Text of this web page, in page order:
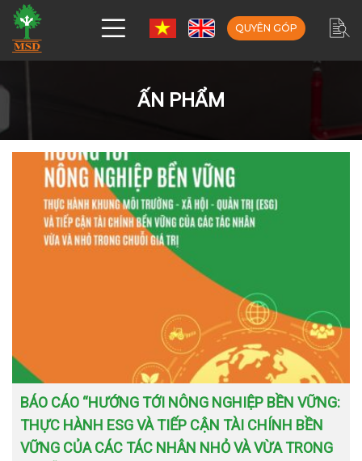
QUYÊN GÓP
ẤN PHẨM
BÁO CÁO “HƯỚNG TỚI NÔNG NGHIỆP BỀN VỮNG:
THỰC HÀNH ESG VÀ TIẾP CẬN TÀI CHÍNH BỀN
VỮNG CỦA CÁC TÁC NHÂN NHỎ VÀ VỪA TRONG